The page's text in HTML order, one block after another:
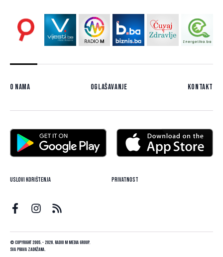
O nama Oglašavanje Kontakt
Uslovi korištenja Privatnost
© Copyright 2005. - 2026. Radio M Media Group.
Sva prava zadržana.